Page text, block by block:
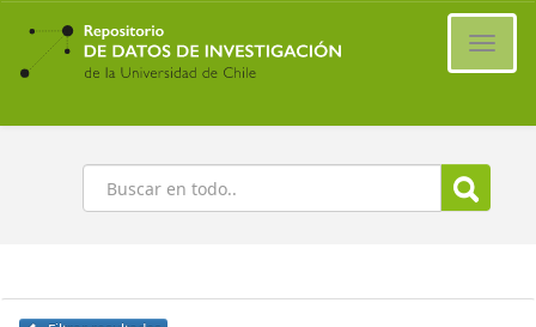
Ir
contenido
principal
Buscar